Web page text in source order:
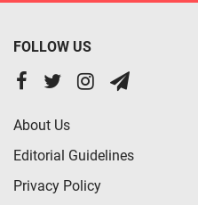
FOLLOW US
About Us
Editorial Guidelines
Privacy Policy